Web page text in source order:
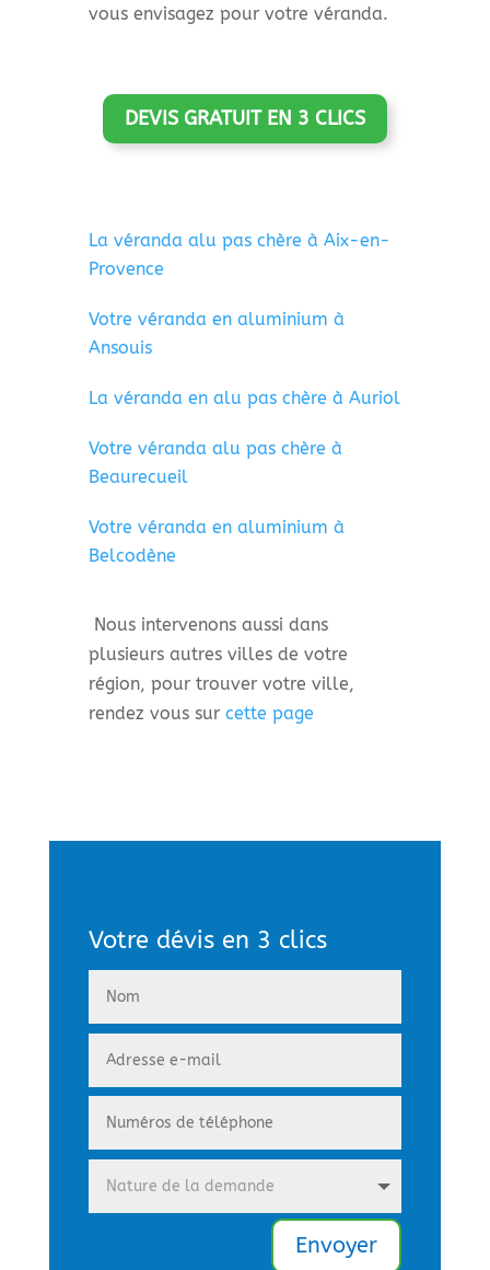
vous envisagez pour votre véranda.
DEVIS GRATUIT EN 3 CLICS
La véranda alu pas chère à Aix-en-
Provence
Votre véranda en aluminium à
Ansouis
La véranda en alu pas chère à Auriol
Votre véranda alu pas chère à
Beaurecueil
Votre véranda en aluminium à
Belcodène
Nous intervenons aussi dans
plusieurs autres villes de votre
région, pour trouver votre ville,
rendez vous sur cette page
Votre dévis en 3 clics
Envoyer